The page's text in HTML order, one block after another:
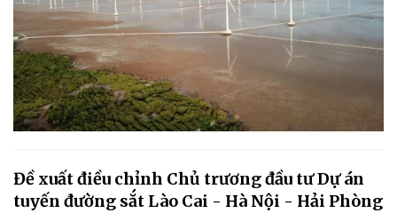
Đề xuất điều chỉnh Chủ trương đầu tư Dự án
tuyến đường sắt Lào Cai - Hà Nội - Hải Phòng